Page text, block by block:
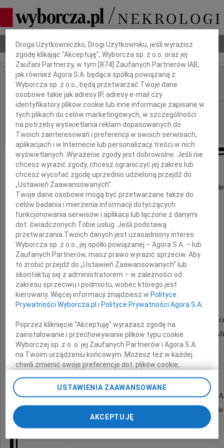
Nekrologi Odeszli Poradnik pogrzebowy
IMIĘ I NAZWISKO: Barbara Tuczapska
REGION: Lublin
DATA EMISJI: 04.04.2015
Z ogromnym żalem zawiadamiamy,
że po długiej i ciężkiej chorobie w wieku 83 lat
Barbara Tuczapska
z domu Czapska
Ukochana Żona, Mama, Babcia, Prababcia.
Samarytanka Związku Harcerstwa Polskiego.
Doktor nauk medycznych, adiunkt Akademii
Wieloletni pracownik służby zdrowia w kraju i w
Nabożeństwo żałobne zostanie odprawione
9 kwietnia 2015 roku o godzinie 12.00
w kościele parafialnym pw. Świętego Franciszka z
w Izabelinie, po którym nastąpi wyprowadzenie
Dbamy o Twoją prywatność
Droga Użytkowniczko, Drogi Użytkowniku, jeśli wyrazisz
zgodę klikając "Akceptuję", Wyborcza sp. z o.o. oraz jej
Zaufani Partnerzy, w tym [874 ] Zaufanych Partnerów IAB,
jak również Agora S.A. będąca spółką powiązaną z
Wyborcza sp. z o.o., będą przetwarzać Twoje dane
osobowe takie jak adresy IP, adresy e-mail czy
identyfikatory plików cookie lub inne informacje zapisane w
tych plikach do celów marketingowych, w szczególności
na potrzeby wyświetlania reklam dopasowanych do
Twoich zainteresowań i preferencji w swoich serwisach,
aplikacjach i w Internecie lub personalizacji treści w nich
wyświetlanych. Wyrażenie zgody jest dobrowolne. Jeśli nie
chcesz wyrazić zgody, chcesz ograniczyć jej zakres lub
chcesz wycofać zgodę uprzednio udzieloną przejdź do
„Ustawień Zaawansowanych”.
Twoje dane osobowe mogą być przetwarzane także do
celów badania i mierzenia informacji dotyczących
funkcjonowania serwisów i aplikacji lub łączone z danymi
dot. świadczonych Tobie usług. Jeśli podstawą
przetwarzania Twoich danych jest uzasadniony interes
Wyborcza sp. z o.o., jej spółki powiązanej – Agora S.A. – lub
Zaufanych Partnerów, masz prawo wyrazić sprzeciw. Aby
to zrobić przejdź do „Ustawień Zaawansowanych” lub
skontaktuj się z administratorem – w zależności od
zakresu sprzeciwu i podmiotu, wobec którego jest
kierowany. Więcej informacji znajdziesz w Polityce
Prywatności Wyborcza.pl i Polityce Prywatności Agora S.A.
Poprzez kliknięcie "Akceptuję" wyrażasz zgodę na
zainstalowanie i przechowywanie plików typu cookie
Wyborczej sp. z o. o. jej Zaufanych Partnerów i Agora S.A.
na Twoim urządzeniu końcowym. Możesz też w każdej
chwili zmienić swoje preferencje dot. plików cookie,
preferencjami dot. przetwarzania danych poprzez
odnośnik „Ustawienia prywatności” w stopce serwisu i
przechodząc do sekcji „Ustawienia zaawansowane”.
Zmiana ustawień plików cookie możliwa jest także za
pomocą ustawień przeglądarki.
USTAWIENIA ZAAWANSOWANE
AKCEPTUJĘ